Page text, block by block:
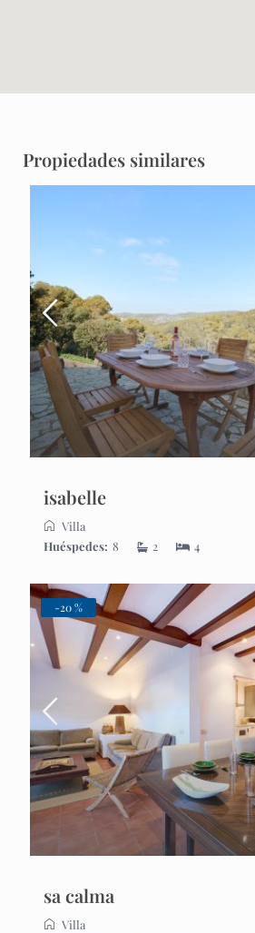
Propiedades similares
isabelle
Villa
Huéspedes: 8 2 4
-20 %
sa calma
Villa